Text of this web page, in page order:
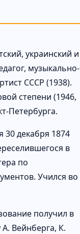
украинский и
музыкально-
СССР (1938).
степени (1946,
Петербурга.
30 декабря 1874
в
по
Учился во
получил в
Вейнберга, К.